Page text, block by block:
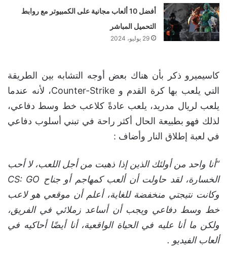
أفضل 10 ألعاب مجانية على الكمبيوتر مع روابط
التحميل المباشر
29 يوليو، 2024
كاسيميرو ذكر بأن هناك بعض أوجه التشابه بين الطريقة
التي يلعب بها كرة القدم و Counter-Strike، لأنه عندما
يلعب لريال مدريد، يلعب عادةً كلاعب خط وسط دفاعي،
لذلك فهو بطبيعة الحال أكثر راحة في تبني أسلوب دفاعي
في لعبة إطلاق النار وأضاف :
“أنا واحد من أولئك الذين إذا ذهبت من أجل اللعب، لا أحب
الخسارة، لقد حاولت أن ألعب كمهاجم أو جناح CS: GO
وكانت نتيجتي منخفضة للغاية، أعلم أن موقعي هو لاعب
خط وسط دفاعي ويجب أن أساعد زملائي في الفريق،
ولكن ما أنا عليه في الحياة الواقعية، أنا أيضًا أحاكيه في
ألعاب الفيديو .